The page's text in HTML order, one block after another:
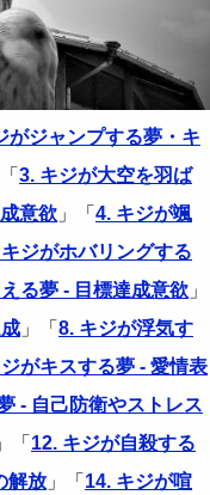
がジャンプする夢・キ
3. キジが大空を羽ば
意欲 」「 4. キジが颯
ジがホバリングする
る夢 - 目標達成意欲 」
」「 8. キジが浮気す
がキスする夢 - 愛情表
- 自己防衛やストレス
」「 12. キジが自殺する
解放 」「 14. キジが喧